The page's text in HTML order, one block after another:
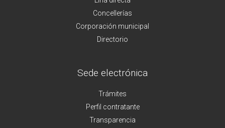
Concellerías
Corporación municipal
Directorio
Sede electrónica
Trámites
Perfil contratante
Transparencia